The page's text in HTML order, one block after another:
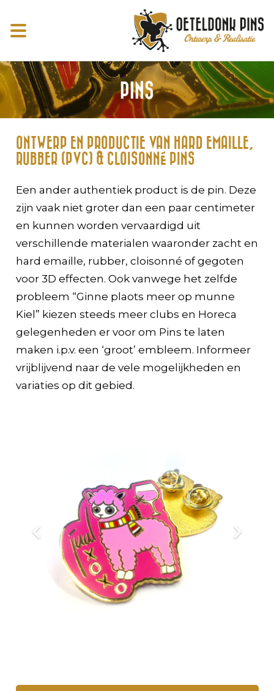
PINS
ONTWERP EN PRODUCTIE VAN HARD EMAILLE,
RUBBER (PVC) & CLOISONNÉ PINS
Een ander authentiek product is de pin. Deze
zijn vaak niet groter dan een paar centimeter
en kunnen worden vervaardigd uit
verschillende materialen waaronder zacht en
hard emaille, rubber, cloisonné of gegoten
voor 3D effecten. Ook vanwege het zelfde
probleem “Ginne plaots meer op munne
Kiel” kiezen steeds meer clubs en Horeca
gelegenheden er voor om Pins te laten
maken i.p.v. een ‘groot’ embleem. Informeer
vrijblijvend naar de vele mogelijkheden en
variaties op dit gebied.